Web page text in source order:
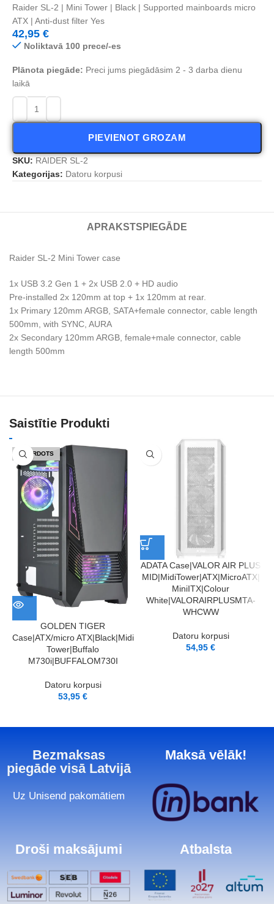
Raider SL-2 | Mini Tower | Black | Supported mainboards micro
ATX | Anti-dust filter Yes
42,95 €
Noliktavā 100 prece/-es
Plānota piegāde: Preci jums piegādāsim 2 - 3 darba dienu
laikā
PIEVIENOT GROZAM
SKU: RAIDER SL-2
Kategorijas: Datoru korpusi
APRAKSTS PIEGĀDE
Raider SL-2 Mini Tower case
1x USB 3.2 Gen 1 + 2x USB 2.0 + HD audio
Pre-installed 2x 120mm at top + 1x 120mm at rear.
1x Primary 120mm ARGB, SATA+female connector, cable length
500mm, with SYNC, AURA
2x Secondary 120mm ARGB, female+male connector, cable
length 500mm
Saistītie Produkti
IZPĀRDOTS
GOLDEN TIGER
Case|ATX/micro ATX|Black|Midi
Tower|Buffalo
M730i|BUFFALOM730I
Datoru korpusi
53,95€
ADATA Case|VALOR AIR PLUS
MID|MidiTower|ATX|MicroATX|
MiniITX|Colour
White|VALORAIRPLUSMTA-
WHCWW
Datoru korpusi
54,95€
Bezmaksas
piegāde visā Latvijā
Uz Unisend pakomātiem
Maksā vēlāk!
Droši maksājumi Atbalsta